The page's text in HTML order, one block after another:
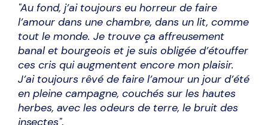
"Au fond, j’ai toujours eu horreur de faire
l’amour dans une chambre, dans un lit, comme
tout le monde. Je trouve ça affreusement
banal et bourgeois et je suis obligée d’étouffer
ces cris qui augmentent encore mon plaisir.
J’ai toujours rêvé de faire l’amour un jour d’été
en pleine campagne, couchés sur les hautes
herbes, avec les odeurs de terre, le bruit des
insectes".